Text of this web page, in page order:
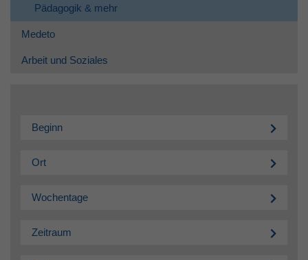
Pädagogik & mehr
Medeto
Arbeit und Soziales
Beginn
Ort
Wochentage
Zeitraum